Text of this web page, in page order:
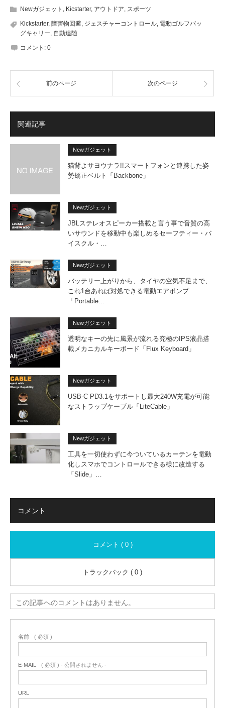
Newガジェット , Kicstarter, アウトドア, スポーツ
Kickstarter, 障害物回避, ジェスチャーコントロール, 電動ゴルフバッ
グキャリー, 自動追随
コメント: 0
前のページ 次のページ
関連記事
Newガジェット
猫背よサヨウナラ!!スマートフォンと連携した姿
勢矯正ベルト「Backbone」
Newガジェット
JBLステレオスピーカー搭載と言う事で音質の高
いサウンドを移動中も楽しめるセーフティー・バ
イスクル・…
Newガジェット
バッテリー上がりから、タイヤの空気不足まで、
これ1台あれば対処できる電動エアポンプ
「Portable…
Newガジェット
透明なキーの先に風景が流れる究極のIPS液晶搭
載メカニカルキーボード「Flux Keyboard」
Newガジェット
USB-C PD3.1をサポートし最大240W充電が可能
なストラップケーブル「LiteCable」
Newガジェット
工具を一切使わずに今ついているカーテンを電動
化しスマホでコントロールできる様に改造する
「Slide」…
コメント
コメント ( 0 )
トラックバック ( 0 )
この記事へのコメントはありません。
名前 ( 必須 )
E-MAIL ( 必須 ) - 公開されません -
URL